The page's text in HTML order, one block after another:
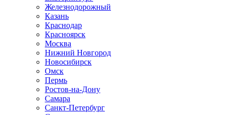
Железнодорожный
Казань
Краснодар
Красноярск
Москва
Нижний Новгород
Новосибирск
Омск
Пермь
Ростов-на-Дону
Самара
Санкт-Петербург